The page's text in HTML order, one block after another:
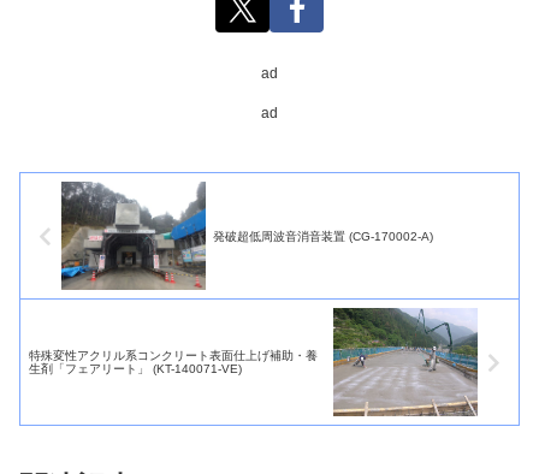
ad
ad
発破超低周波音消音装置 (CG-170002-A)
特殊変性アクリル系コンクリート表面仕上げ補助・養
生剤「フェアリート」 (KT-140071-VE)